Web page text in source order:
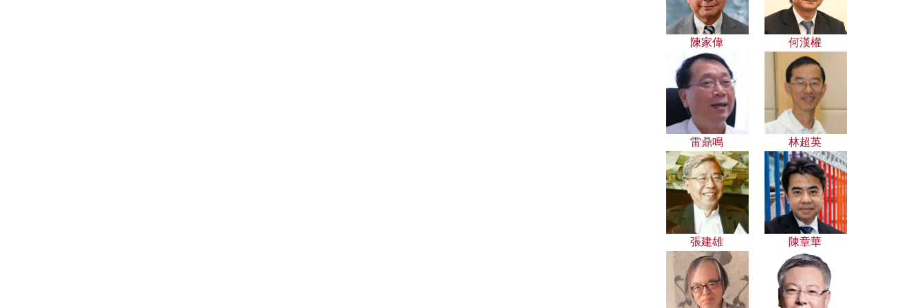
陳家偉 何漢權
雷鼎鳴 林超英
張建雄 陳章華